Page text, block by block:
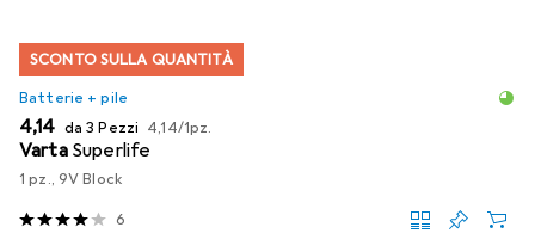
SCONTO SULLA QUANTITÀ
Batterie + pile
EUR
4,14 da 3 Pezzi EUR
4,14/1pz.
Varta Superlife
1 pz., 9V Block
6